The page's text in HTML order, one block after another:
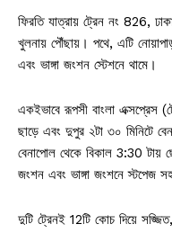
ফিরতি যাত্রায় ট্রেন নং 826,
খুলনায় পৌঁছায়। পথে, এটি
এবং ভাঙ্গা জংশন স্টেশনে থামে।
একইভাবে রূপসী বাংলা এক্সপ্রেস
ছাড়ে এবং দুপুর ২টা ৩০ মিনিটে
বেনাপোল থেকে বিকাল 3:30 টায়
জংশন এবং ভাঙ্গা জংশনে স্টপেজ
দুটি ট্রেনই 12টি কোচ দিয়ে